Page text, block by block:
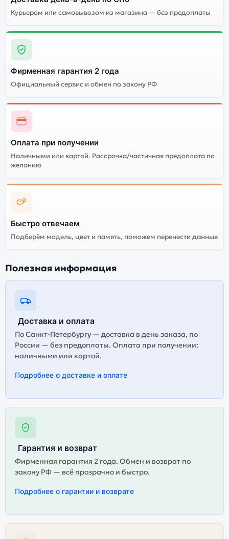
Огромный выбор
Высокое качество
(Dual eSIm) 1Tb Desert
Titanium (Песчаный
титановый)
Существует не оригинальная и оригинальная версия
смартфона Apple iPhone 16 PRO (Dual eSIm) 1Tb Desert
выбирать оригинальной версию — она полностью
адаптирована и поддерживает все сервисы. Не
оригинальная версия может стоить дешевле, но
Курьером или самовывозом из магазина — без предоплаты
Фирменная гарантия 2 года
Официальный сервис и обмен по закону РФ
Оплата при получении
Наличными или картой. Рассрочка/частичная предоплата по
желанию
Быстро отвечаем
Подберём модель, цвет и память, поможем перенести данные
Полезная информация
Доставка и оплата
По Санкт-Петербургу — доставка в день заказа, по
России — без предоплаты. Оплата при получении:
наличными или картой.
Подробнее о доставке и оплате
Гарантия и возврат
Фирменная гарантия 2 года. Обмен и возврат по
закону РФ — всё прозрачно и быстро.
Подробнее о гарантии и возврате